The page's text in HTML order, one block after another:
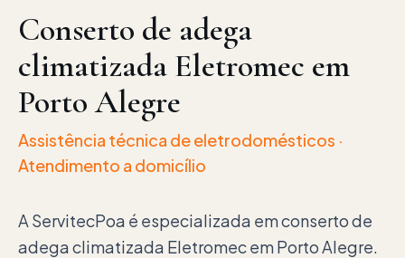
Conserto de adega
climatizada Eletromec em
Porto Alegre
Assistência técnica de eletrodomésticos ·
Atendimento a domicílio
A ServitecPoa é especializada em conserto de
adega climatizada Eletromec em Porto Alegre.